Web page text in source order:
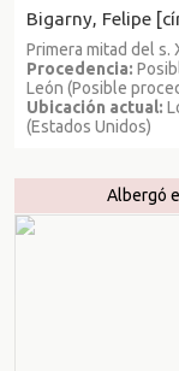
Bigarny, Felipe
Primera mitad del s.
Procedencia:
León (Posible
Ubicación actual:
(Estados Unidos)
Albergó